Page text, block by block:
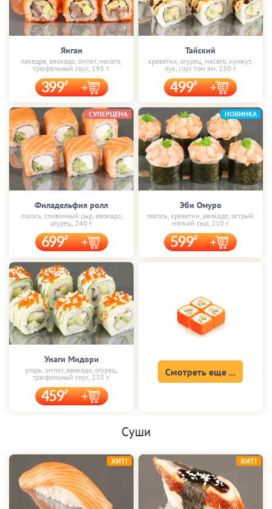
Янган
лакедра, авокадо, омлет, масаго,
трюфельный соус, 195 г.
399
Тайский
креветки, огурец, масаго, кунжут,
лук, соус том ям, 230 г.
499
Филадельфия ролл
лосось, сливочный сыр, авокадо,
огурец, 240 г.
699
СУПЕРЦЕНА
Эби Омуро
лосось, креветки, авокадо, острый
мягкий сыр, 210 г.
599
НОВИНКА
Унаги Мидори
угорь, омлет, авокадо, огурец,
трюфельный соус, 235 г.
459
Смотреть еще ...
Суши
ХИТ! ХИТ!